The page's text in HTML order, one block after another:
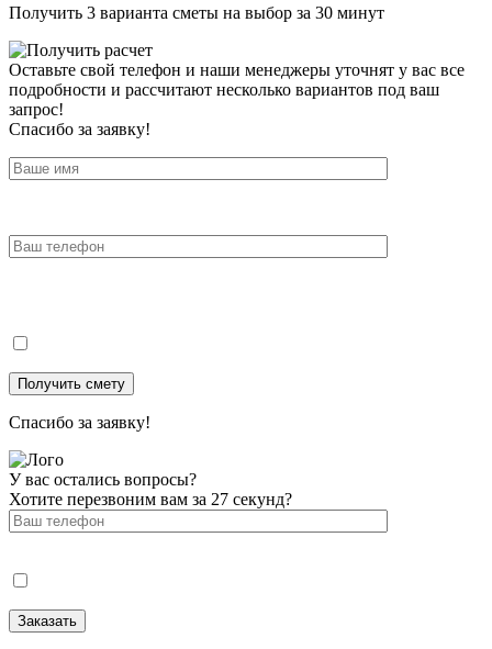
Получить 3 варианта сметы на выбор за 30 минут
Оставьте свой телефон и наши менеджеры уточнят у вас все
подробности и рассчитают несколько вариантов под ваш
запрос!
Спасибо за заявку!
Спасибо за заявку!
У вас остались вопросы?
Хотите перезвоним вам за 27 секунд?